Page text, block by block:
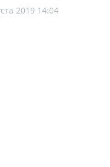
2019 14:04